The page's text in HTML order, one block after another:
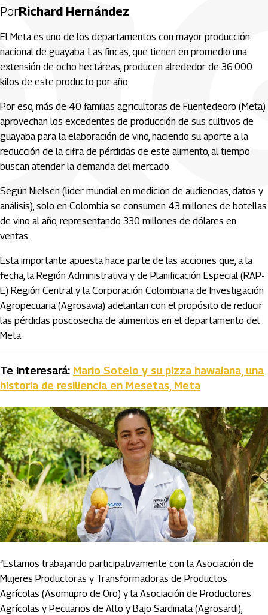
PorRichard Hernández
El Meta es uno de los departamentos con mayor producción
nacional de guayaba. Las fincas, que tienen en promedio una
extensión de ocho hectáreas, producen alrededor de 36.000
kilos de este producto por año.
Por eso, más de 40 familias agricultoras de Fuentedeoro (Meta)
aprovechan los excedentes de producción de sus cultivos de
guayaba para la elaboración de vino, haciendo su aporte a la
reducción de la cifra de pérdidas de este alimento, al tiempo
buscan atender la demanda del mercado.
Según Nielsen (líder mundial en medición de audiencias, datos y
análisis), solo en Colombia se consumen 43 millones de botellas
de vino al año, representando 330 millones de dólares en
ventas.
Esta importante apuesta hace parte de las acciones que, a la
fecha, la Región Administrativa y de Planificación Especial (RAP-
E) Región Central y la Corporación Colombiana de Investigación
Agropecuaria (Agrosavia) adelantan con el propósito de reducir
las pérdidas poscosecha de alimentos en el departamento del
Meta.
Te interesará: Mario Sotelo y su pizza hawaiana, una
historia de resiliencia en Mesetas, Meta
“Estamos trabajando participativamente con la Asociación de
Mujeres Productoras y Transformadoras de Productos
Agrícolas (Asomupro de Oro) y la Asociación de Productores
Agrícolas y Pecuarios de Alto y Bajo Sardinata (Agrosardi),